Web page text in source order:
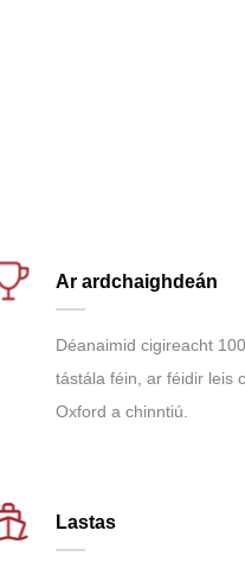
Ar ardchaighdeán
Déanaimid cigireacht
tástála féin, ar féidir leis
Oxford a chinntiú.
Lastas